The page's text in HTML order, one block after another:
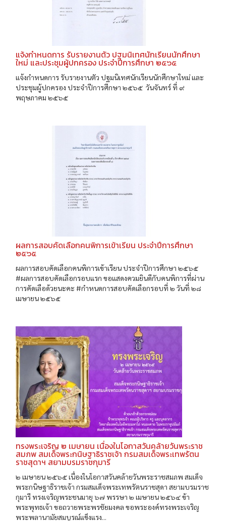
แจ้งกำหนดการ รับรายงานตัว ปฐมนิเทศนักเรียนนักศึกษา
ใหม่ และประชุมผู้ปกครอง ประจำปีการศึกษา ๒๕๖๕
แจ้งกำหนดการ รับรายงานตัว ปฐมนิเทศนักเรียนนักศึกษาใหม่ และ
ประชุมผู้ปกครอง ประจำปีการศึกษา ๒๕๖๕ วันจันทร์ ที่ ๙
พฤษภาคม ๒๕๖๕
ผลการสอบคัดเลือกคนพิการเข้าเรียน ประจำปีการศึกษา
๒๕๖๕
ผลการสอบคัดเลือกคนพิการเข้าเรียน ประจำปีการศึกษา ๒๕๖๕
#ผลการสอบคัดเลือกรอบแรก ขอแสดงควมยินดีกับคนพิการที่ผ่าน
การคัดเลือด้วยนะคะ #กำหนดการสอบคัดเลือกรอบที่ ๒ วันที่ ๒๘
เมษายน ๒๕๖๕
ทรงพระเจริญ ๒ เมษายน เนื่องในโอกาสวันคล้ายวันพระราช
สมภพ สมเด็จพระกนิษฐาธิราชเจ้า กรมสมเด็จพระเทพรัตน
ราชสุดาฯ สยามบรมราชกุมารี
๒ เมษายน ๒๕๖๕ เนื่องในโอกาสวันคล้ายวันพระราชสมภพ สมเด็จ
พระกนิษฐาธิราชเจ้า กรมสมเด็จพระเทพรัตนราชสุดา สยามบรมราช
กุมารี ทรงเจริญพระชนมายุ ๖๗ พรรษา ๒ เมษายน ๒๕๖๔ ข้า
พระพุทธเจ้า ขอถวายพระพรชัยมงคล ขอพระองค์ทรงพระเจริญ
พระพลานามัยสมบูรณ์แข็งแรง...